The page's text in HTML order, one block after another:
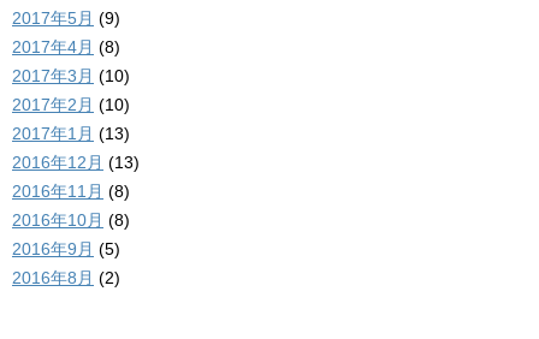
2017年5月 (9)
2017年4月 (8)
2017年3月 (10)
2017年2月 (10)
2017年1月 (13)
2016年12月 (13)
2016年11月 (8)
2016年10月 (8)
2016年9月 (5)
2016年8月 (2)